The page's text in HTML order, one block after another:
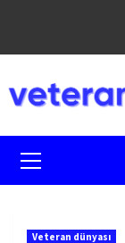
содержимому
меню
Veteran dünyası